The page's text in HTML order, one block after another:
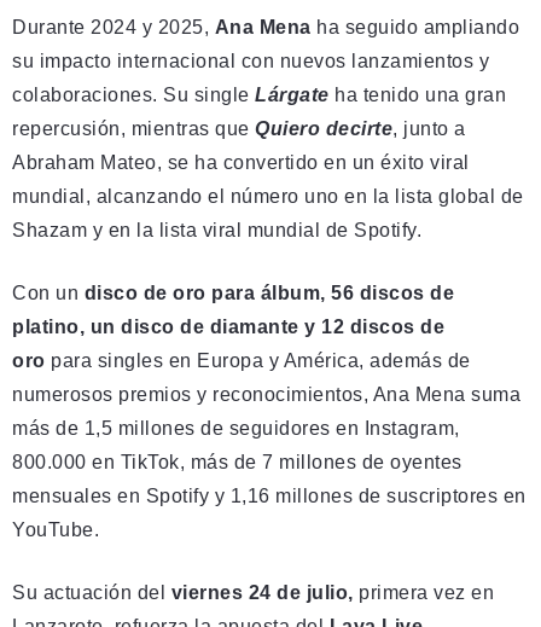
Durante 2024 y 2025, Ana Mena ha seguido ampliando
su impacto internacional con nuevos lanzamientos y
colaboraciones. Su single Lárgate ha tenido una gran
repercusión, mientras que Quiero decirte, junto a
Abraham Mateo, se ha convertido en un éxito viral
mundial, alcanzando el número uno en la lista global de
Shazam y en la lista viral mundial de Spotify.
Con un disco de oro para álbum, 56 discos de
platino, un disco de diamante y 12 discos de
oro para singles en Europa y América, además de
numerosos premios y reconocimientos, Ana Mena suma
más de 1,5 millones de seguidores en Instagram,
800.000 en TikTok, más de 7 millones de oyentes
mensuales en Spotify y 1,16 millones de suscriptores en
YouTube.
Su actuación del viernes 24 de julio, primera vez en